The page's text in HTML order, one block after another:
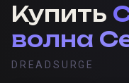
Купить
волна
DREADSURGE